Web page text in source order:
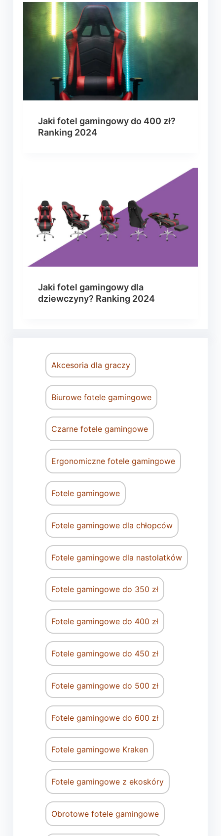
Jaki fotel gamingowy do 400 zł?
Ranking 2024
Jaki fotel gamingowy dla
dziewczyny? Ranking 2024
Akcesoria dla graczy
Biurowe fotele gamingowe
Czarne fotele gamingowe
Ergonomiczne fotele gamingowe
Fotele gamingowe
Fotele gamingowe dla chłopców
Fotele gamingowe dla nastolatków
Fotele gamingowe do 350 zł
Fotele gamingowe do 400 zł
Fotele gamingowe do 450 zł
Fotele gamingowe do 500 zł
Fotele gamingowe do 600 zł
Fotele gamingowe Kraken
Fotele gamingowe z ekoskóry
Obrotowe fotele gamingowe